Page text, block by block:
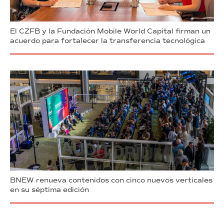
El CZFB y la Fundación Mobile World Capital firman un
acuerdo para fortalecer la transferencia tecnológica
BNEW renueva contenidos con cinco nuevos verticales
en su séptima edición